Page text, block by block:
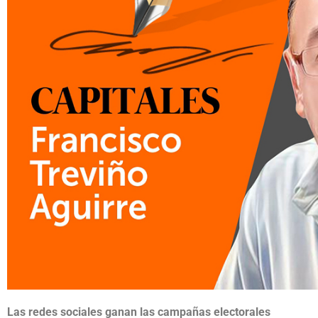
Las redes sociales ganan las campañas electorales